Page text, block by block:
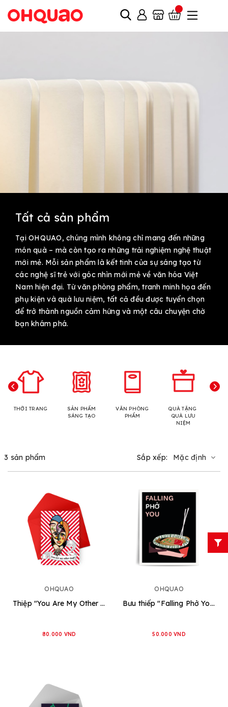
Tất cả sản phẩm
Tại OHQUAO, chúng mình không chỉ mang đến những
món quà – mà còn tạo ra những trải nghiệm nghệ thuật
mới mẻ. Mỗi sản phẩm là kết tinh của sự sáng tạo từ
các nghệ sĩ trẻ với góc nhìn mới mẻ về văn hóa Việt
Nam hiện đại. Từ văn phòng phẩm, tranh minh họa đến
phụ kiện và quà lưu niệm, tất cả đều được tuyển chọn
để trở thành nguồn cảm hứng và một câu chuyện chờ
bạn khám phá.
THỜI TRANG
SẢN PHẨM
SÁNG TẠO
VĂN PHÒNG
PHẨM
QUÀ TẶNG
QUÀ LƯU
NIỆM
3 sản phẩm Sắp xếp: Mặc định
OHQUAO
Thiệp "You Are My Other Half"
80.000 VND
OHQUAO
Bưu thiếp "Falling Phở You"
50.000 VND